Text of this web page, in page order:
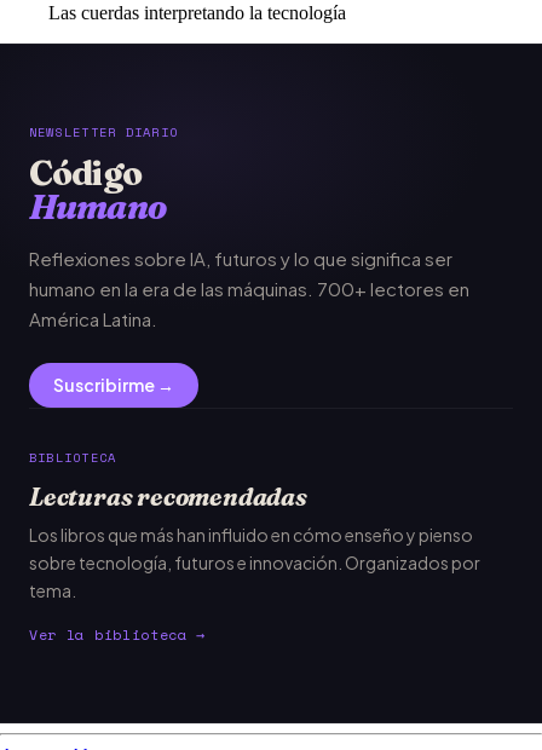
Las cuerdas interpretando la tecnología
NEWSLETTER DIARIO
Código
Humano
Reflexiones sobre IA, futuros y lo que significa ser
humano en la era de las máquinas. 700+ lectores en
América Latina.
Suscribirme →
BIBLIOTECA
Lecturas recomendadas
Los libros que más han influido en cómo enseño y pienso
sobre tecnología, futuros e innovación. Organizados por
tema.
Ver la biblioteca →